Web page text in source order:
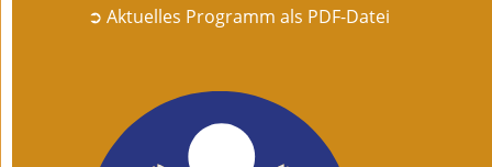
➲ Aktuelles Programm als PDF-Datei